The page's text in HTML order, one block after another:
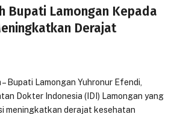
Bupati Lamongan Kepada
Derajat
Bupati Lamongan Yuhronur Efendi,
Dokter Indonesia (IDI) Lamongan yang
meningkatkan derajat kesehatan